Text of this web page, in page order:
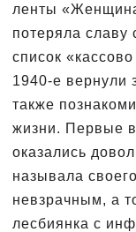
ленты
потеряла славу
список
1940-е вернули
также
жизни. Первые
оказались
называла
невзрачным, а
лесбиянка с